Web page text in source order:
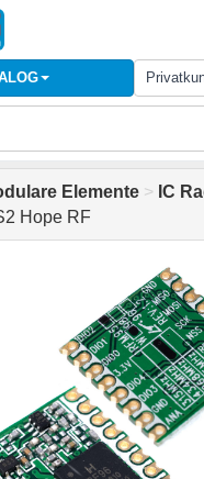
Elemente > IC
Hope RF